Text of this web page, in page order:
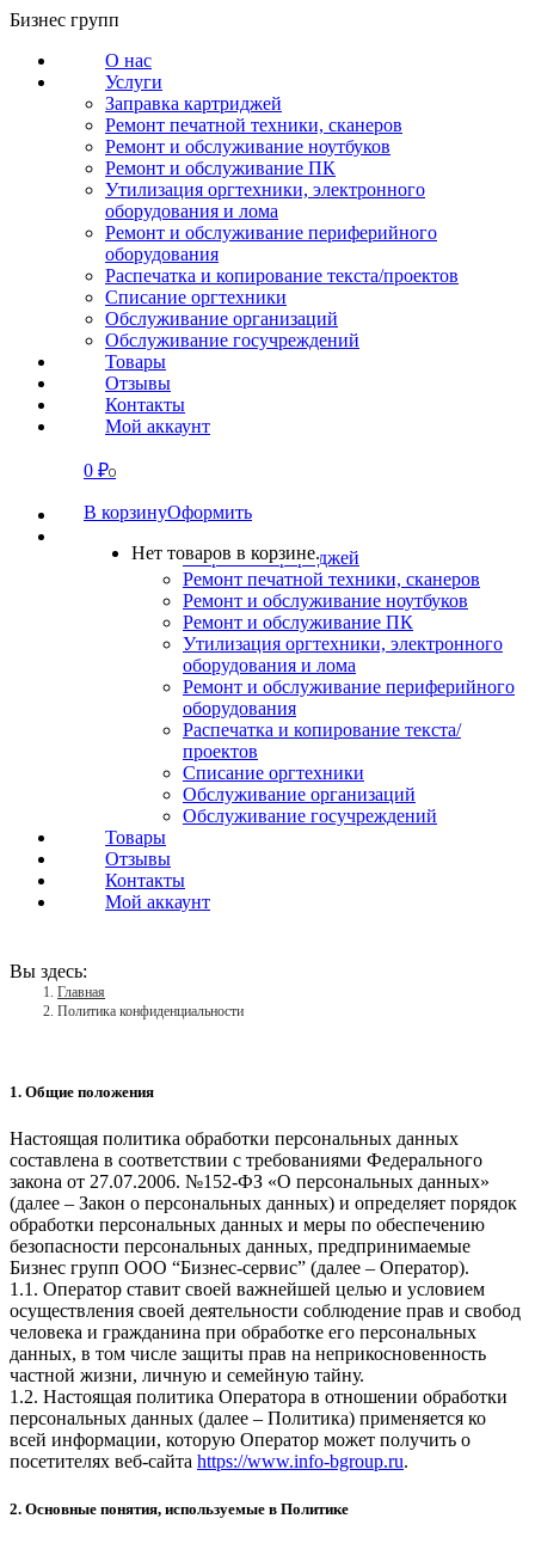
Перейти
содержанию
Бизнес групп
О нас
Услуги
Заправка картриджей
Ремонт печатной техники, сканеров
Ремонт и обслуживание ноутбуков
Ремонт и обслуживание ПК
Утилизация оргтехники, электронного
оборудования и лома
Ремонт и обслуживание периферийного
оборудования
Распечатка и копирование текста/проектов
Списание оргтехники
Обслуживание организаций
Обслуживание госучреждений
Товары
Отзывы
Контакты
Мой аккаунт
0 ₽0
В корзинуОформить
Нет товаров в корзине.
СВЯЗАТЬСЯ
О нас
Заправка картриджей
Ремонт печатной техники, сканеров
Ремонт и обслуживание ноутбуков
Ремонт и обслуживание ПК
Утилизация оргтехники, электронного
оборудования и лома
Ремонт и обслуживание периферийного
оборудования
Распечатка и копирование текста/
проектов
Списание оргтехники
Обслуживание организаций
Обслуживание госучреждений
Товары
Отзывы
Контакты
Мой аккаунт
Вы здесь:
Главная
Политика конфиденциальности
1. Общие положения
Настоящая политика обработки персональных данных
составлена в соответствии с требованиями Федерального
закона от 27.07.2006. №152-ФЗ «О персональных данных»
(далее – Закон о персональных данных) и определяет порядок
обработки персональных данных и меры по обеспечению
безопасности персональных данных, предпринимаемые
Бизнес групп ООО “Бизнес-сервис” (далее – Оператор).
1.1. Оператор ставит своей важнейшей целью и условием
осуществления своей деятельности соблюдение прав и свобод
человека и гражданина при обработке его персональных
данных, в том числе защиты прав на неприкосновенность
частной жизни, личную и семейную тайну.
1.2. Настоящая политика Оператора в отношении обработки
персональных данных (далее – Политика) применяется ко
всей информации, которую Оператор может получить о
посетителях веб-сайта https://www.info-bgroup.ru.
2. Основные понятия, используемые в Политике